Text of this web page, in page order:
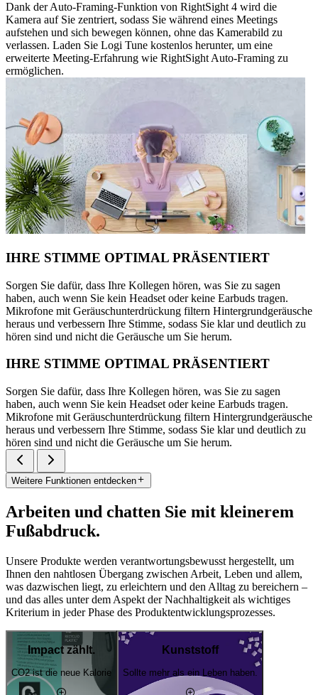
Dank der Auto-Framing-Funktion von RightSight 4 wird die
Kamera auf Sie zentriert, sodass Sie während eines Meetings
aufstehen und sich bewegen können, ohne das Kamerabild zu
verlassen. Laden Sie Logi Tune kostenlos herunter, um eine
erweiterte Meeting-Erfahrung wie RightSight Auto-Framing zu
ermöglichen.
IHRE STIMME OPTIMAL PRÄSENTIERT
Sorgen Sie dafür, dass Ihre Kollegen hören, was Sie zu sagen
haben, auch wenn Sie kein Headset oder keine Earbuds tragen.
Mikrofone mit Geräuschunterdrückung filtern Hintergrundgeräusche
heraus und verbessern Ihre Stimme, sodass Sie klar und deutlich zu
hören sind und nicht die Geräusche um Sie herum.
IHRE STIMME OPTIMAL PRÄSENTIERT
Sorgen Sie dafür, dass Ihre Kollegen hören, was Sie zu sagen
haben, auch wenn Sie kein Headset oder keine Earbuds tragen.
Mikrofone mit Geräuschunterdrückung filtern Hintergrundgeräusche
heraus und verbessern Ihre Stimme, sodass Sie klar und deutlich zu
hören sind und nicht die Geräusche um Sie herum.
Weitere Funktionen entdecken
Arbeiten und chatten Sie mit kleinerem
Fußabdruck.
Unsere Produkte werden verantwortungsbewusst hergestellt, um
Ihnen den nahtlosen Übergang zwischen Arbeit, Leben und allem,
was dazwischen liegt, zu erleichtern und den Alltag zu bereichern –
und das alles unter dem Aspekt der Nachhaltigkeit als wichtiges
Kriterium in jeder Phase des Produktentwicklungsprozesses.
Impact zählt.
CO2 ist die neue Kalorie
Kunststoff
Sollte mehr als ein Leben haben.